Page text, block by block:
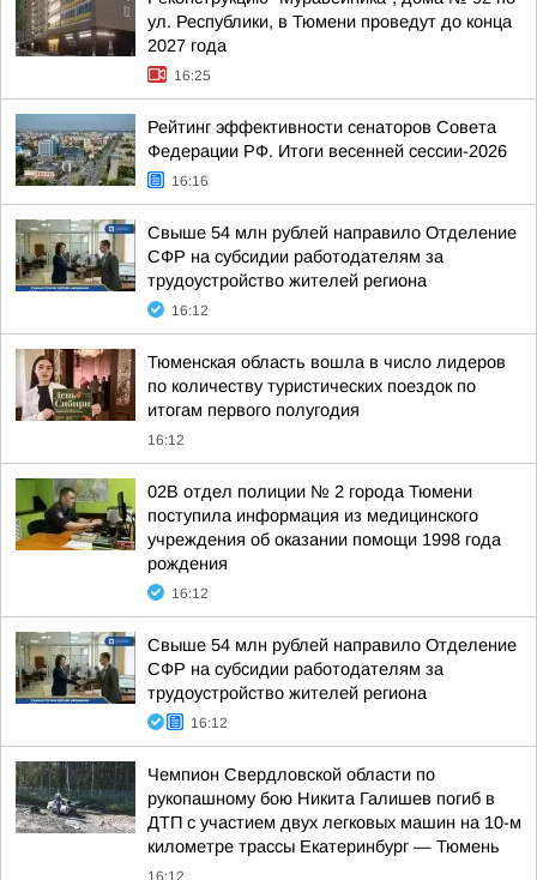
ул. Республики, в Тюмени проведут до конца
2027 года
16:25
Рейтинг эффективности сенаторов Совета
Федерации РФ. Итоги весенней сессии-2026
16:16
Свыше 54 млн рублей направило Отделение
СФР на субсидии работодателям за
трудоустройство жителей региона
16:12
Тюменская область вошла в число лидеров
по количеству туристических поездок по
итогам первого полугодия
16:12
02В отдел полиции № 2 города Тюмени
поступила информация из медицинского
учреждения об оказании помощи 1998 года
рождения
16:12
Свыше 54 млн рублей направило Отделение
СФР на субсидии работодателям за
трудоустройство жителей региона
16:12
Чемпион Свердловской области по
рукопашному бою Никита Галишев погиб в
ДТП с участием двух легковых машин на 10-м
километре трассы Екатеринбург — Тюмень
16:12